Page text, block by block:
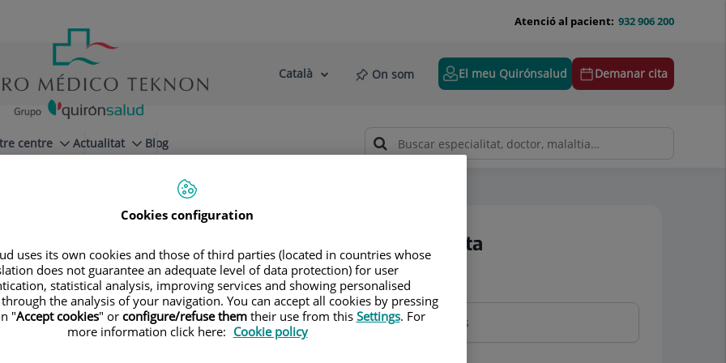
932 906 200
Atenció al pacient:
Selector
Llenguatge
Català On som El meu Quirónsalud Demanar cita
centre Actualitat Blog
Demanar cita
Nom i cognoms
Cookies configuration
uses its own cookies and those of third parties (located in countries whose
does not guarantee an adequate level of data protection) for user
statistical analysis, improving services and showing personalised
the analysis of your navigation. You can accept all cookies by pressing
"Accept cookies" or configure/refuse themtheir use from this Settings. For
more information click here: Cookie policy